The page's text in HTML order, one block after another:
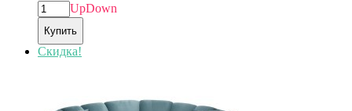
UpDown
Купить
Скидка!